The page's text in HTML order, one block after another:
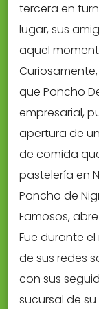
tercera en
lugar, sus
aquel
que Poncho
empresarial,
apertura de
de comida
pastelería en
Poncho de
Famosos,
Fue durante
de sus redes
con sus
sucursal de